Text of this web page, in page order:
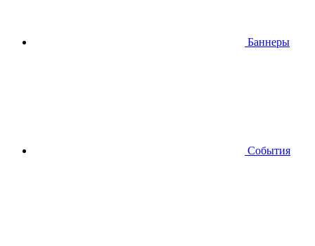
Баннеры
События